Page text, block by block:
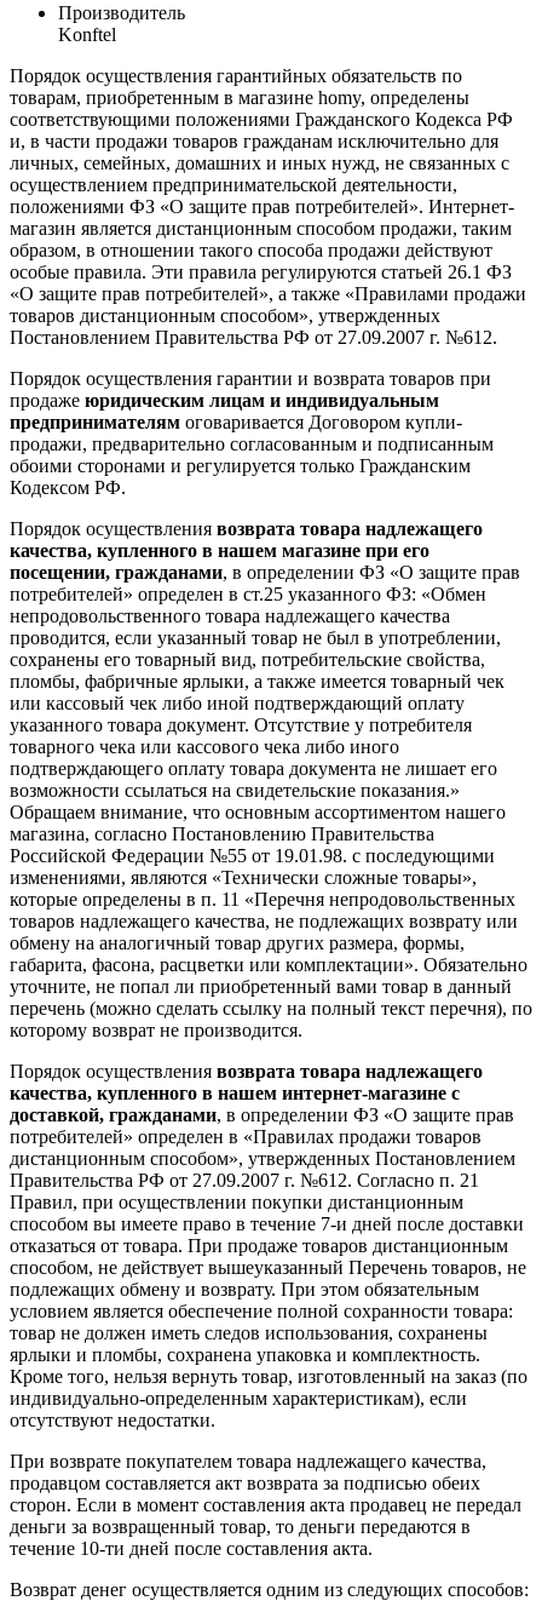
Производитель
Konftel
Порядок осуществления гарантийных обязательств по
товарам, приобретенным в магазине homy, определены
соответствующими положениями Гражданского Кодекса РФ
и, в части продажи товаров гражданам исключительно для
личных, семейных, домашних и иных нужд, не связанных с
осуществлением предпринимательской деятельности,
положениями ФЗ «О защите прав потребителей». Интернет-
магазин является дистанционным способом продажи, таким
образом, в отношении такого способа продажи действуют
особые правила. Эти правила регулируются статьей 26.1 ФЗ
«О защите прав потребителей», а также «Правилами продажи
товаров дистанционным способом», утвержденных
Постановлением Правительства РФ от 27.09.2007 г. №612.
Порядок осуществления гарантии и возврата товаров при
продаже юридическим лицам и индивидуальным
предпринимателям оговаривается Договором купли-
продажи, предварительно согласованным и подписанным
обоими сторонами и регулируется только Гражданским
Кодексом РФ.
Порядок осуществления возврата товара надлежащего
качества, купленного в нашем магазине при его
посещении, гражданами, в определении ФЗ «О защите прав
потребителей» определен в ст.25 указанного ФЗ: «Обмен
непродовольственного товара надлежащего качества
проводится, если указанный товар не был в употреблении,
сохранены его товарный вид, потребительские свойства,
пломбы, фабричные ярлыки, а также имеется товарный чек
или кассовый чек либо иной подтверждающий оплату
указанного товара документ. Отсутствие у потребителя
товарного чека или кассового чека либо иного
подтверждающего оплату товара документа не лишает его
возможности ссылаться на свидетельские показания.»
Обращаем внимание, что основным ассортиментом нашего
магазина, согласно Постановлению Правительства
Российской Федерации №55 от 19.01.98. с последующими
изменениями, являются «Технически сложные товары»,
которые определены в п. 11 «Перечня непродовольственных
товаров надлежащего качества, не подлежащих возврату или
обмену на аналогичный товар других размера, формы,
габарита, фасона, расцветки или комплектации». Обязательно
уточните, не попал ли приобретенный вами товар в данный
перечень (можно сделать ссылку на полный текст перечня), по
которому возврат не производится.
Порядок осуществления возврата товара надлежащего
качества, купленного в нашем интернет-магазине с
доставкой, гражданами, в определении ФЗ «О защите прав
потребителей» определен в «Правилах продажи товаров
дистанционным способом», утвержденных Постановлением
Правительства РФ от 27.09.2007 г. №612. Согласно п. 21
Правил, при осуществлении покупки дистанционным
способом вы имеете право в течение 7-и дней после доставки
отказаться от товара. При продаже товаров дистанционным
способом, не действует вышеуказанный Перечень товаров, не
подлежащих обмену и возврату. При этом обязательным
условием является обеспечение полной сохранности товара:
товар не должен иметь следов использования, сохранены
ярлыки и пломбы, сохранена упаковка и комплектность.
Кроме того, нельзя вернуть товар, изготовленный на заказ (по
индивидуально-определенным характеристикам), если
отсутствуют недостатки.
При возврате покупателем товара надлежащего качества,
продавцом составляется акт возврата за подписью обеих
сторон. Если в момент составления акта продавец не передал
деньги за возвращенный товар, то деньги передаются в
течение 10-ти дней после составления акта.
Возврат денег осуществляется одним из следующих способов: